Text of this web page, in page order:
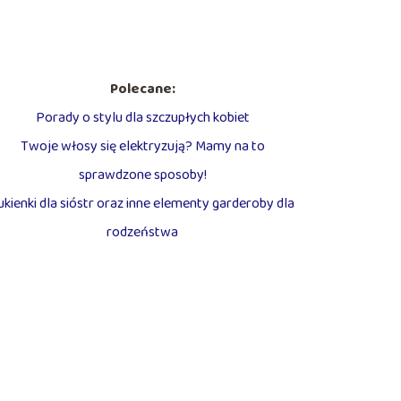
Polecane:
Porady o stylu dla szczupłych kobiet
Twoje włosy się elektryzują? Mamy na to
sprawdzone sposoby!
dla sióstr oraz inne elementy garderoby dla
rodzeństwa